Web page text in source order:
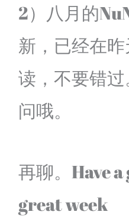
2）八月的
新，已经在
读，不要错
问哦。
再聊。Have
great week